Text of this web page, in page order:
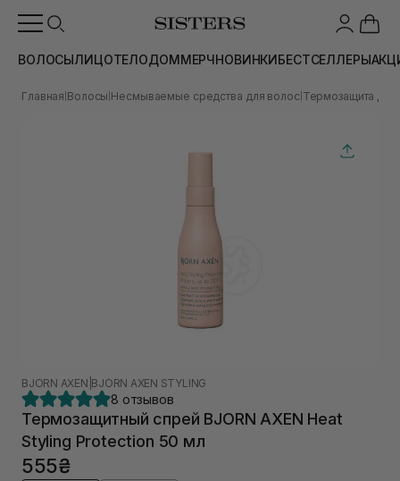
ВОЛОСЫЛИЦОТЕЛОДОММЕРЧНОВИНКИБЕСТСЕЛЛЕРЫ
Главная Волосы Несмываемые средства для волос Термозащита для
BJORN AXEN BJORN AXEN STYLING
8 отзывов
Термозащитный спрей BJORN AXEN Heat
Styling Protection 50 мл
555₴